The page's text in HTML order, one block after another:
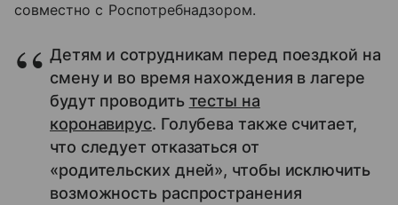
совместно с Роспотребнадзором.
Детям и сотрудникам перед поездкой на
смену и во время нахождения в лагере
будут проводить тесты на
коронавирус. Голубева также считает,
что следует отказаться от
«родительских дней», чтобы исключить
возможность распространения